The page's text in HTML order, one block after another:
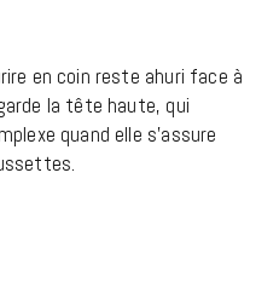
en coin reste ahuri face à
la tête haute, qui
quand elle s’assure